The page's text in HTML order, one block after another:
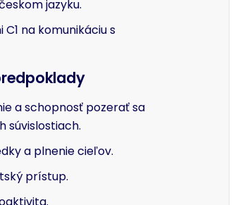
jazyku.
na komunikáciu s
a schopnosť pozerať sa
súvislostiach.
a plnenie cieľov.
prístup.